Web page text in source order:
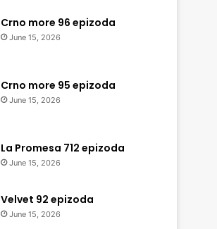
Crno more 96 epizoda
June 15, 2026
Crno more 95 epizoda
June 15, 2026
La Promesa 712 epizoda
June 15, 2026
Velvet 92 epizoda
June 15, 2026